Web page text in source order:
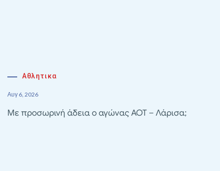
Αθλητικα
Αυγ 6, 2026
Με προσωρινή άδεια ο αγώνας ΑΟΤ – Λάρισα;